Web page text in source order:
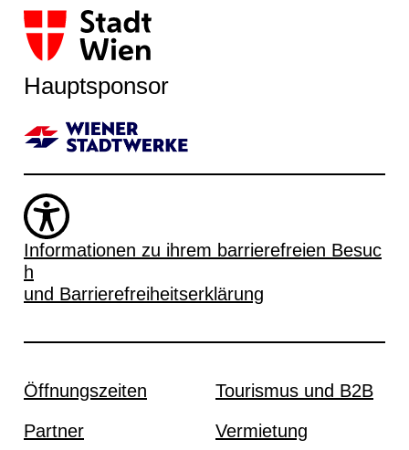
Hauptsponsor
Informationen zu ihrem barrierefreien Besuc
h
und Barrierefreiheitserklärung
Öffnungszeiten
Partner
Tourismus und B2B
Vermietung